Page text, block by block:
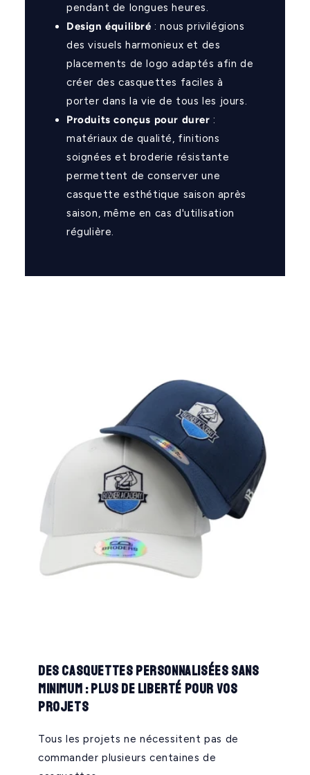
pendant de longues heures.
Design équilibré : nous privilégions
des visuels harmonieux et des
placements de logo adaptés afin de
créer des casquettes faciles à
porter dans la vie de tous les jours.
Produits conçus pour durer :
matériaux de qualité, finitions
soignées et broderie résistante
permettent de conserver une
casquette esthétique saison après
saison, même en cas d'utilisation
régulière.
Des casquettes personnalisées sans
minimum : plus de liberté pour vos
projets
Tous les projets ne nécessitent pas de
commander plusieurs centaines de